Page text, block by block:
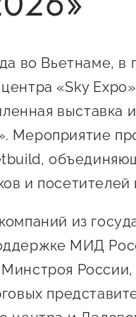
и
О
О
О
Центр
во Вьетнаме, в
«Sky
выставка
Мероприятие
и
из
МИД
России,